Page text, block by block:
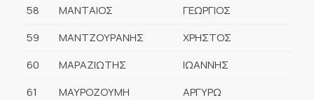
58
ΜΑΝΤΑΙΟΣ
ΓΕΩΡΓΙΟΣ
59
ΜΑΝΤΖΟΥΡΑΝΗΣ
ΧΡΗΣΤΟΣ
60
ΜΑΡΑΖΙΩΤΗΣ
ΙΩΑΝΝΗΣ
61
ΜΑΥΡΟΖΟΥΜΗ
ΑΡΓΥΡΩ